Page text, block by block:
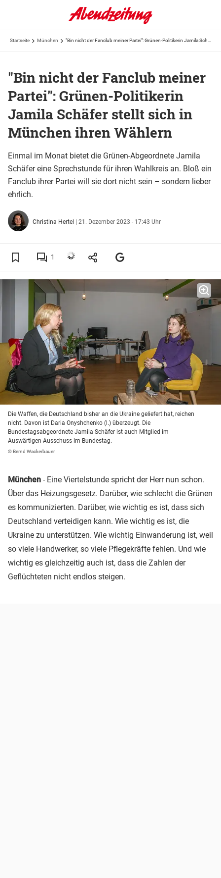
Startseite München
"Bin nicht der Fanclub meiner
Partei": Grünen-Politikerin
Jamila Schäfer stellt sich in
München ihren Wählern
Einmal im Monat bietet die Grünen-Abgeordnete Jamila
Schäfer eine Sprechstunde für ihren Wahlkreis an. Bloß ein
Fanclub ihrer Partei will sie dort nicht sein – sondern lieber
ehrlich.
Christina Hertel | 21. Dezember 2023 - 17:43 Uhr
1
Die Waffen, die Deutschland bisher an die Ukraine geliefert hat, reichen
nicht. Davon ist Daria Onyshchenko (l.) überzeugt. Die
Bundestagsabgeordnete Jamila Schäfer ist auch Mitglied im
Auswärtigen Ausschuss im Bundestag.
© Bernd Wackerbauer
München - Eine Viertelstunde spricht der Herr nun schon.
Über das Heizungsgesetz. Darüber, wie schlecht die Grünen
es kommunizierten. Darüber, wie wichtig es ist, dass sich
Deutschland verteidigen kann. Wie wichtig es ist, die
Ukraine zu unterstützen. Wie wichtig Einwanderung ist, weil
so viele Handwerker, so viele Pflegekräfte fehlen. Und wie
wichtig es gleichzeitig auch ist, dass die Zahlen der
Geflüchteten nicht endlos steigen.